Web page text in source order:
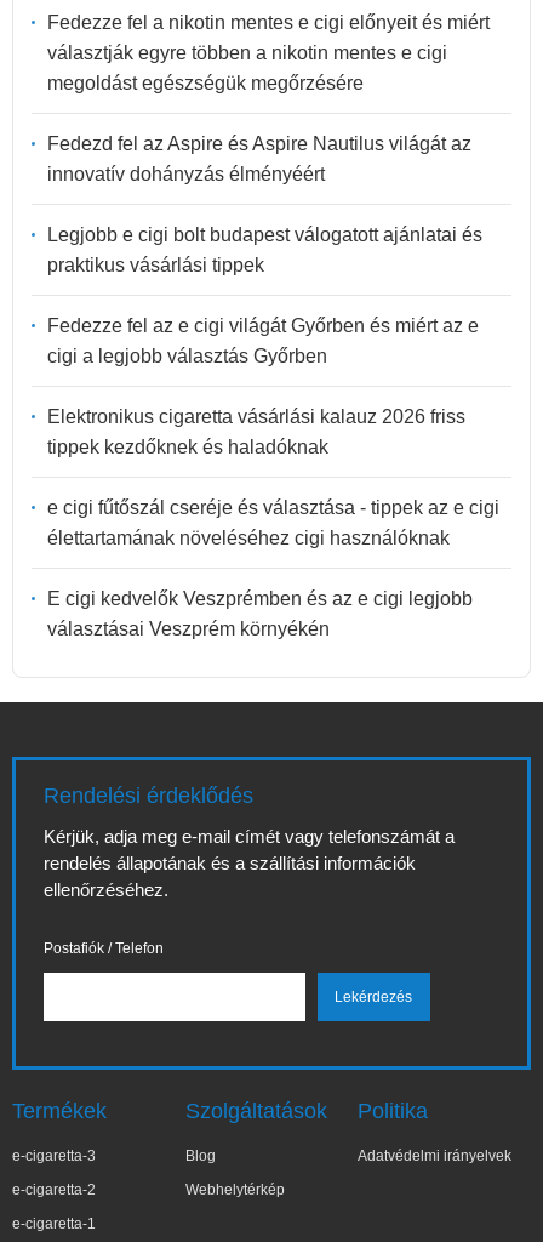
Fedezze fel a nikotin mentes e cigi előnyeit és miért
választják egyre többen a nikotin mentes e cigi
megoldást egészségük megőrzésére
Fedezd fel az Aspire és Aspire Nautilus világát az
innovatív dohányzás élményéért
Legjobb e cigi bolt budapest válogatott ajánlatai és
praktikus vásárlási tippek
Fedezze fel az e cigi világát Győrben és miért az e
cigi a legjobb választás Győrben
Elektronikus cigaretta vásárlási kalauz 2026 friss
tippek kezdőknek és haladóknak
e cigi fűtőszál cseréje és választása - tippek az e cigi
élettartamának növeléséhez cigi használóknak
E cigi kedvelők Veszprémben és az e cigi legjobb
választásai Veszprém környékén
Rendelési érdeklődés
Kérjük, adja meg e-mail címét vagy telefonszámát a
rendelés állapotának és a szállítási információk
ellenőrzéséhez.
Postafiók / Telefon
Termékek
e-cigaretta-3
e-cigaretta-2
e-cigaretta-1
Szolgáltatások
Blog
Webhelytérkép
Politika
Adatvédelmi irányelvek